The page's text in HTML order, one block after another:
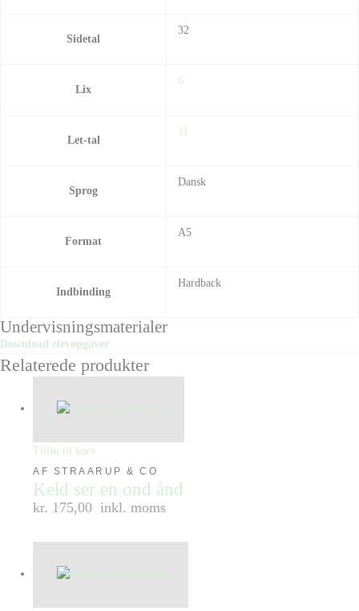
Sidetal
32
Lix
6
Let-tal
Sprog
Dansk
Format
A5
Indbinding
Hardback
Undervisningsmaterialer
Download elevopgaver
Relaterede produkter
Tilføj til kurv
AF STRAARUP & CO
Keld ser en ond ånd
kr. 175,00 inkl. moms